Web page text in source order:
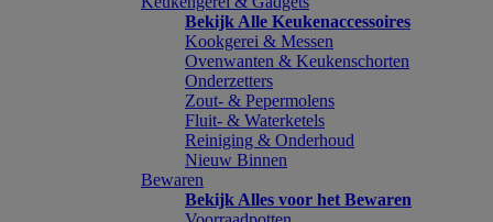
Bekijk Alle Keukenaccessoires
Kookgerei & Messen
Ovenwanten & Keukenschorten
Onderzetters
Zout- & Pepermolens
Fluit- & Waterketels
Reiniging & Onderhoud
Nieuw Binnen
Bewaren
Bekijk Alles voor het Bewaren